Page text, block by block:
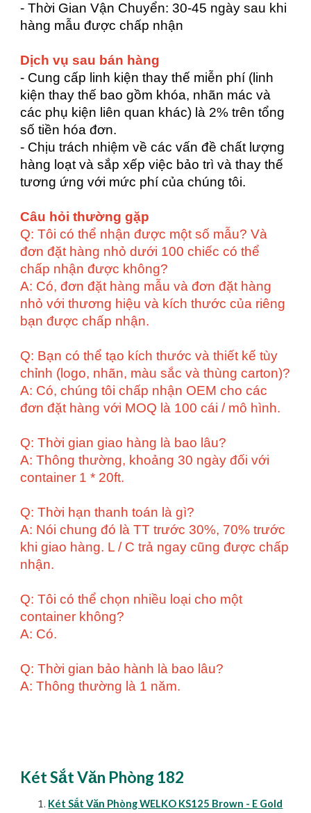
- Thời Gian Vận Chuyển: 30-45 ngày sau khi
hàng mẫu được chấp nhận
Dịch vụ sau bán hàng
- Cung cấp linh kiện thay thế miễn phí (linh
kiện thay thế bao gồm khóa, nhãn mác và
các phụ kiện liên quan khác) là 2% trên tổng
số tiền hóa đơn.
- Chịu trách nhiệm về các vấn đề chất lượng
hàng loạt và sắp xếp việc bảo trì và thay thế
tương ứng với mức phí của chúng tôi.
Câu hỏi thường gặp
Q: Tôi có thể nhận được một số mẫu? Và
đơn đặt hàng nhỏ dưới 100 chiếc có thể
chấp nhận được không?
A: Có, đơn đặt hàng mẫu và đơn đặt hàng
nhỏ với thương hiệu và kích thước của riêng
bạn được chấp nhận.
Q: Bạn có thể tạo kích thước và thiết kế tùy
chỉnh (logo, nhãn, màu sắc và thùng carton)?
A: Có, chúng tôi chấp nhận OEM cho các
đơn đặt hàng với MOQ là 100 cái / mô hình.
Q: Thời gian giao hàng là bao lâu?
A: Thông thường, khoảng 30 ngày đối với
container 1 * 20ft.
Q: Thời hạn thanh toán là gì?
A: Nói chung đó là TT trước 30%, 70% trước
khi giao hàng. L / C trả ngay cũng được chấp
nhận.
Q: Tôi có thể chọn nhiều loại cho một
container không?
A: Có.
Q: Thời gian bảo hành là bao lâu?
A: Thông thường là 1 năm.
Két Sắt Văn Phòng 182
Két Sắt Văn Phòng WELKO KS125 Brown - E Gold